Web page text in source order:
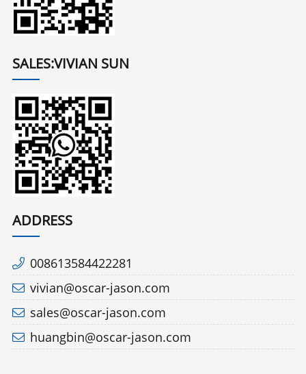
SALES:VIVIAN SUN
ADDRESS
008613584422281
vivian@oscar-jason.com
sales@oscar-jason.com
huangbin@oscar-jason.com